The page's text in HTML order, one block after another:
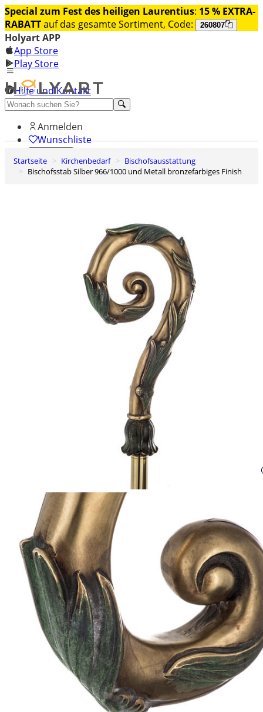
Special zum Fest des heiligen Laurentius: 15 % EXTRA-
RABATTauf das gesamte Sortiment, Code: 260807
Holyart APP
App Store
Play Store
Hilfe und Kontakt
Entdecken Sie Premium
Anmelden
Wunschliste
0
Warenkorb
Startseite Kirchenbedarf
Bischofsausstattung
Bischofsstab Silber 966/1000 und Metall bronzefarbiges Finish